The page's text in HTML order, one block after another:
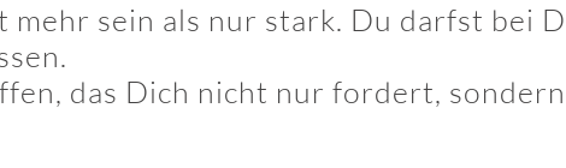
sein als nur stark. Du darfst bei
das Dich nicht nur fordert,